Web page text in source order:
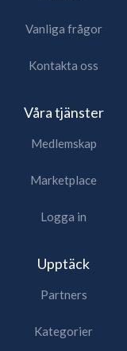
Vanliga frågor
Kontakta oss
Våra tjänster
Medlemskap
Marketplace
Logga in
Upptäck
Partners
Kategorier